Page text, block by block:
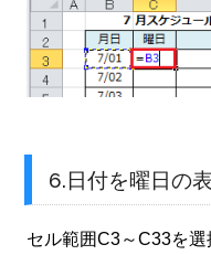
6.日付を曜日の
セル範囲C3～C33を